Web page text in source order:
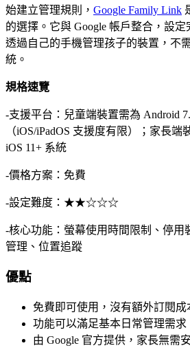
始建立管理規則， Google Family Link
的選擇。它與 Google 帳戶整合，設
透過自己的手機管理孩子的裝置，不
統。
規格速覽
-支援平台：兒童端裝置需為 Android
（iOS/iPadOS 支援度有限）；家長端
iOS 11+ 系統
-價格方案：免費
-設定難度：★★☆☆☆
-核心功能：螢幕使用時間限制、停用
管理、位置追蹤
優點
免費即可使用，沒有額外訂閱成
功能可以滿足基本日常管理需求
由 Google 官方提供，家長無需